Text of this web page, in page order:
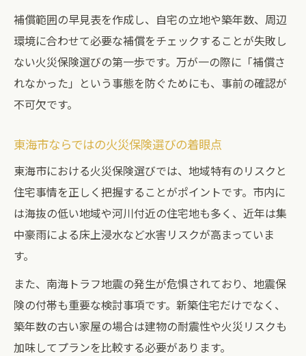
補償範囲の早見表を作成し、自宅の立地や築年数、周辺
環境に合わせて必要な補償をチェックすることが失敗し
ない火災保険選びの第一歩です。万が一の際に「補償さ
れなかった」という事態を防ぐためにも、事前の確認が
不可欠です。
東海市ならではの火災保険選びの着眼点
東海市における火災保険選びでは、地域特有のリスクと
住宅事情を正しく把握することがポイントです。市内に
は海抜の低い地域や河川付近の住宅地も多く、近年は集
中豪雨による床上浸水など水害リスクが高まっていま
す。
また、南海トラフ地震の発生が危惧されており、地震保
険の付帯も重要な検討事項です。新築住宅だけでなく、
築年数の古い家屋の場合は建物の耐震性や火災リスクも
加味してプランを比較する必要があります。